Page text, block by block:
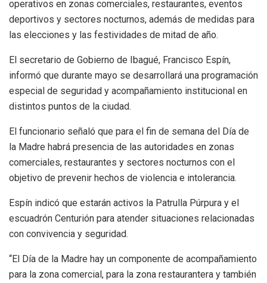
operativos en zonas comerciales, restaurantes, eventos
deportivos y sectores nocturnos, además de medidas para
las elecciones y las festividades de mitad de año.
El secretario de Gobierno de Ibagué, Francisco Espín,
informó que durante mayo se desarrollará una programación
especial de seguridad y acompañamiento institucional en
distintos puntos de la ciudad.
El funcionario señaló que para el fin de semana del Día de
la Madre habrá presencia de las autoridades en zonas
comerciales, restaurantes y sectores nocturnos con el
objetivo de prevenir hechos de violencia e intolerancia.
Espín indicó que estarán activos la Patrulla Púrpura y el
escuadrón Centurión para atender situaciones relacionadas
con convivencia y seguridad.
“El Día de la Madre hay un componente de acompañamiento
para la zona comercial, para la zona restaurantera y también